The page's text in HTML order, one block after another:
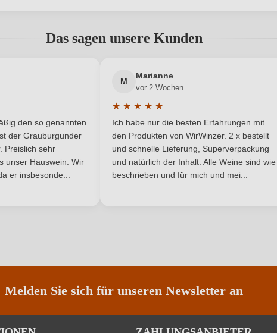
Land
Passt zu
Rebsorte
Traubenfarbe
Das sagen unsere Kunden
von 5 von 5 Sternen
den so genannten
der Grauburgunder
Preislich sehr
unser Hauswein. Wir
er insbesonde...
M
Marianne
vor 2 Wochen
★ ★ ★ ★ ★
Durchschnittliche Bewertung von 5
Ich habe nur die besten Erfahrungen mit
den Produkten von WirWinzer. 2 x bestellt
und schnelle Lieferung, Superverpackung
und natürlich der Inhalt. Alle Weine sind wie
beschrieben und für mich und mei...
Melden Sie sich für unseren Newsletter an